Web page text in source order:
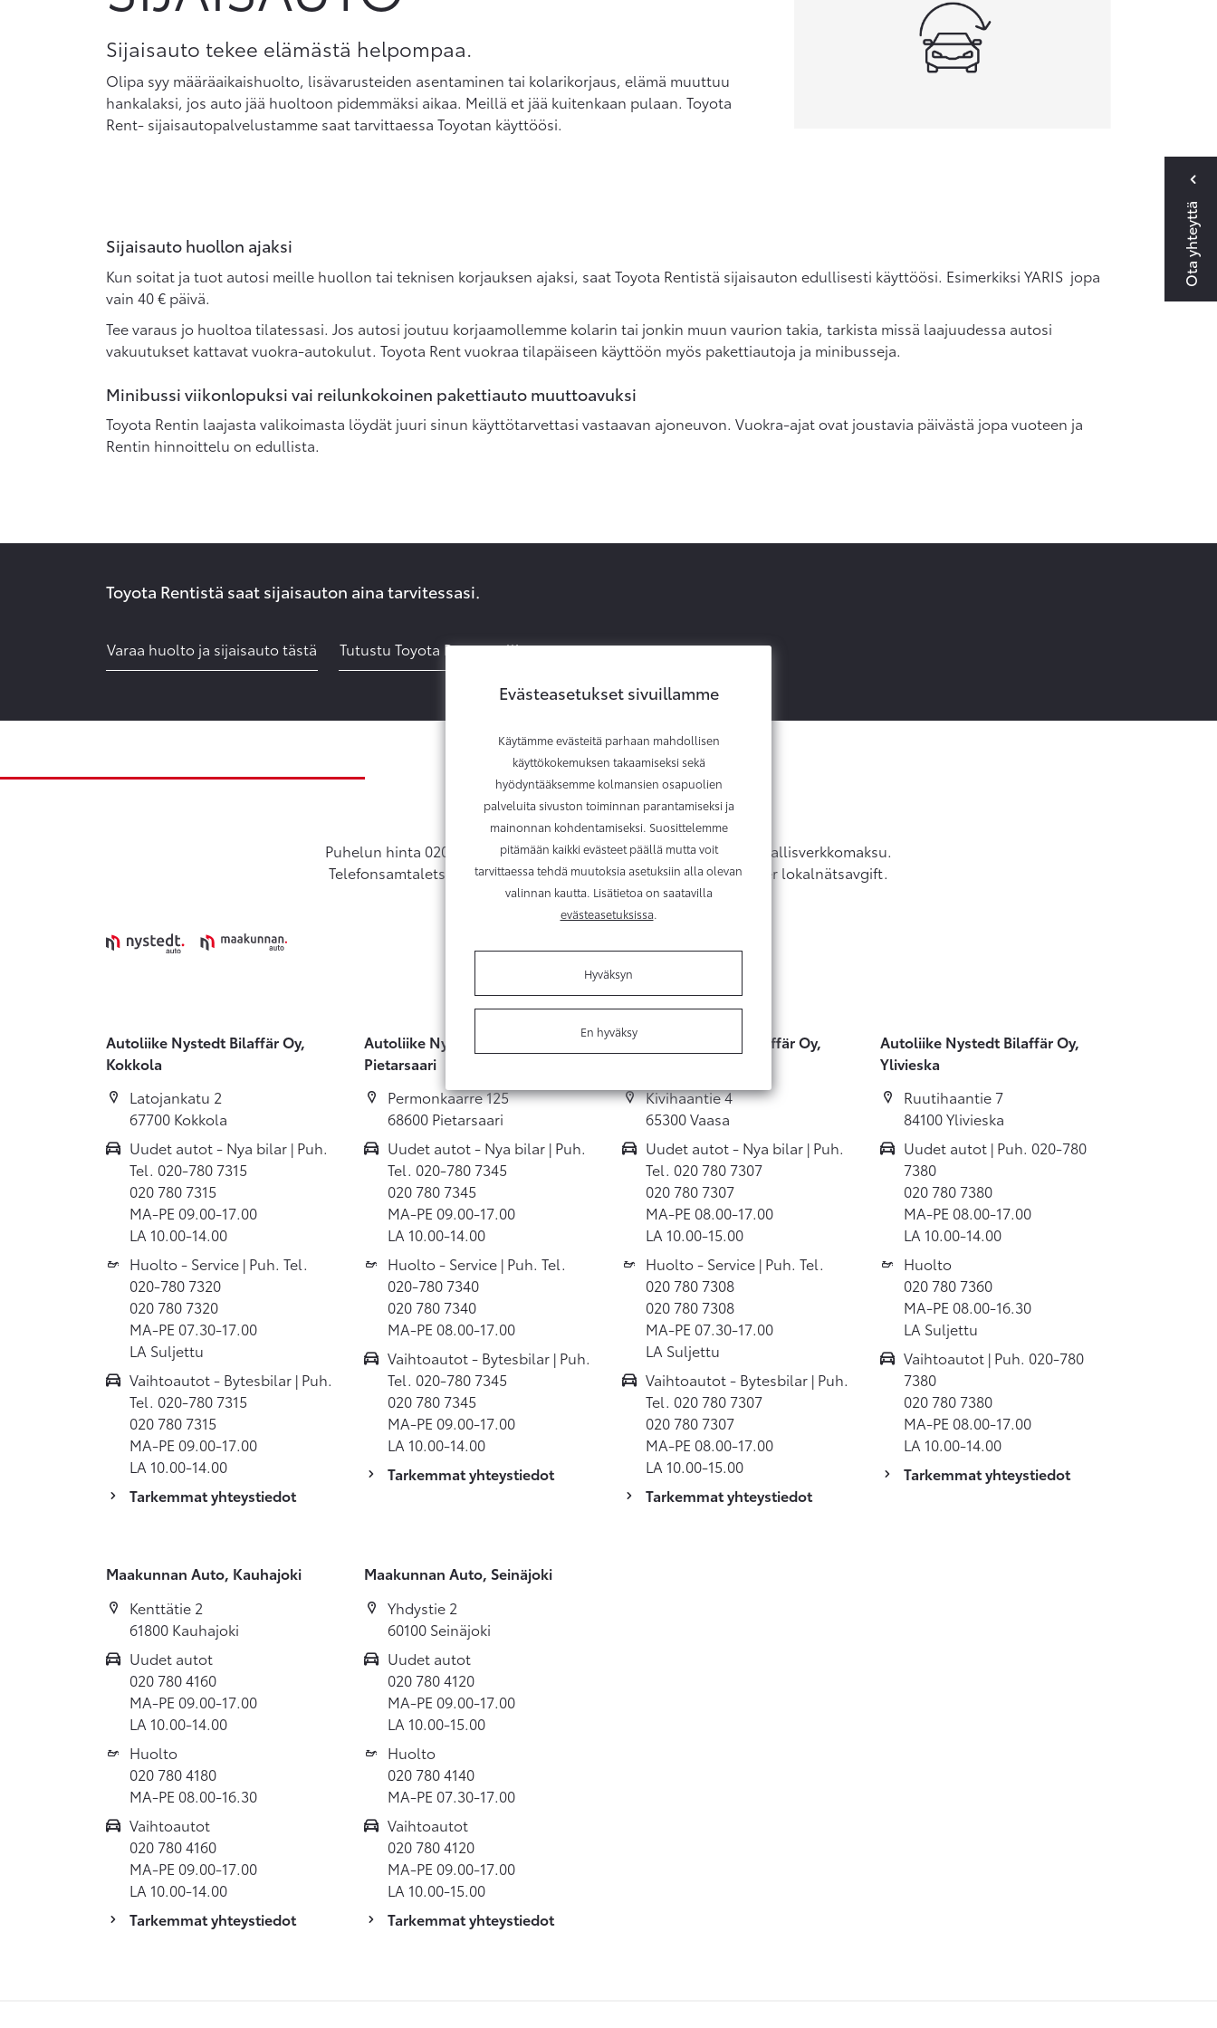
Ota yhteyttä
Sijaisauto tekee elämästä helpompaa.
Olipa syy määräaikaishuolto, lisävarusteiden asentaminen tai kolarikorjaus, elämä muuttuu
hankalaksi, jos auto jää huoltoon pidemmäksi aikaa. Meillä et jää kuitenkaan pulaan. Toyota
Rent- sijaisautopalvelustamme saat tarvittaessa Toyotan käyttöösi.
Sijaisauto huollon ajaksi
Kun soitat ja tuot autosi meille huollon tai teknisen korjauksen ajaksi, saat Toyota Rentistä sijaisauton edullisesti käyttöösi. Esimerkiksi YARIS jopa
vain 40 € päivä.
Tee varaus jo huoltoa tilatessasi. Jos autosi joutuu korjaamollemme kolarin tai jonkin muun vaurion takia, tarkista missä laajuudessa autosi
vakuutukset kattavat vuokra-autokulut. Toyota Rent vuokraa tilapäiseen käyttöön myös pakettiautoja ja minibusseja.
Minibussi viikonlopuksi vai reilunkokoinen pakettiauto muuttoavuksi
Toyota Rentin laajasta valikoimasta löydät juuri sinun käyttötarvettasi vastaavan ajoneuvon. Vuokra-ajat ovat joustavia päivästä jopa vuoteen ja
Rentin hinnoittelu on edullista.
Toyota Rentistä saat sijaisauton aina tarvitessasi.
Varaa huolto ja sijaisauto tästä Tutustu Toyota Rent -mallistoon
Puhelun hinta 020-alkuiseen numeroon on matkapuhelu- tai paikallisverkkomaksu.
Telefonsamtalets pris till ett 020-nummer är mobilsamtalets- eller lokalnätsavgift.
Autoliike Nystedt Bilaffär Oy,
Kokkola
Latojankatu 2
67700 Kokkola
Uudet autot - Nya bilar | Puh.
Tel. 020-780 7315
020 780 7315
MA-PE 09.00-17.00
LA 10.00-14.00
Huolto - Service | Puh. Tel.
020-780 7320
020 780 7320
MA-PE 07.30-17.00
LA Suljettu
Vaihtoautot - Bytesbilar | Puh.
Tel. 020-780 7315
020 780 7315
MA-PE 09.00-17.00
LA 10.00-14.00
Tarkemmat yhteystiedot
Autoliike Nystedt Bilaffär Oy,
Pietarsaari
Permonkaarre 125
68600 Pietarsaari
Uudet autot - Nya bilar | Puh.
Tel. 020-780 7345
020 780 7345
MA-PE 09.00-17.00
LA 10.00-14.00
Huolto - Service | Puh. Tel.
020-780 7340
020 780 7340
MA-PE 08.00-17.00
Vaihtoautot - Bytesbilar | Puh.
Tel. 020-780 7345
020 780 7345
MA-PE 09.00-17.00
LA 10.00-14.00
Tarkemmat yhteystiedot
Autoliike Nystedt Bilaffär Oy,
Kivihaantie 4
65300 Vaasa
Uudet autot - Nya bilar | Puh.
Tel. 020 780 7307
020 780 7307
MA-PE 08.00-17.00
LA 10.00-15.00
Huolto - Service | Puh. Tel.
020 780 7308
020 780 7308
MA-PE 07.30-17.00
LA Suljettu
Vaihtoautot - Bytesbilar | Puh.
Tel. 020 780 7307
020 780 7307
MA-PE 08.00-17.00
LA 10.00-15.00
Tarkemmat yhteystiedot
Autoliike Nystedt Bilaffär Oy,
Ylivieska
Ruutihaantie 7
84100 Ylivieska
Uudet autot | Puh. 020-780
7380
020 780 7380
MA-PE 08.00-17.00
LA 10.00-14.00
Huolto
020 780 7360
MA-PE 08.00-16.30
LA Suljettu
Vaihtoautot | Puh. 020-780
7380
020 780 7380
MA-PE 08.00-17.00
LA 10.00-14.00
Tarkemmat yhteystiedot
Maakunnan Auto, Kauhajoki
Kenttätie 2
61800 Kauhajoki
Uudet autot
020 780 4160
MA-PE 09.00-17.00
LA 10.00-14.00
Huolto
020 780 4180
MA-PE 08.00-16.30
Vaihtoautot
020 780 4160
MA-PE 09.00-17.00
LA 10.00-14.00
Tarkemmat yhteystiedot
Maakunnan Auto, Seinäjoki
Yhdystie 2
60100 Seinäjoki
Uudet autot
020 780 4120
MA-PE 09.00-17.00
LA 10.00-15.00
Huolto
020 780 4140
MA-PE 07.30-17.00
Vaihtoautot
020 780 4120
MA-PE 09.00-17.00
LA 10.00-15.00
Tarkemmat yhteystiedot
Evästeasetukset sivuillamme
Käytämme evästeitä parhaan mahdollisen
käyttökokemuksen takaamiseksi sekä
hyödyntääksemme kolmansien osapuolien
palveluita sivuston toiminnan parantamiseksi ja
mainonnan kohdentamiseksi. Suosittelemme
pitämään kaikki evästeet päällä mutta voit
tarvittaessa tehdä muutoksia asetuksiin alla olevan
valinnan kautta. Lisätietoa on saatavilla
evästeasetuksissa.
Hyväksyn
En hyväksy